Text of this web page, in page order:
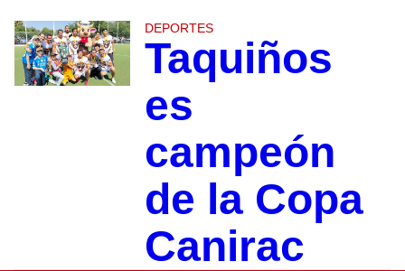
DEPORTES
Taquiños
es
campeón
de la Copa
Canirac